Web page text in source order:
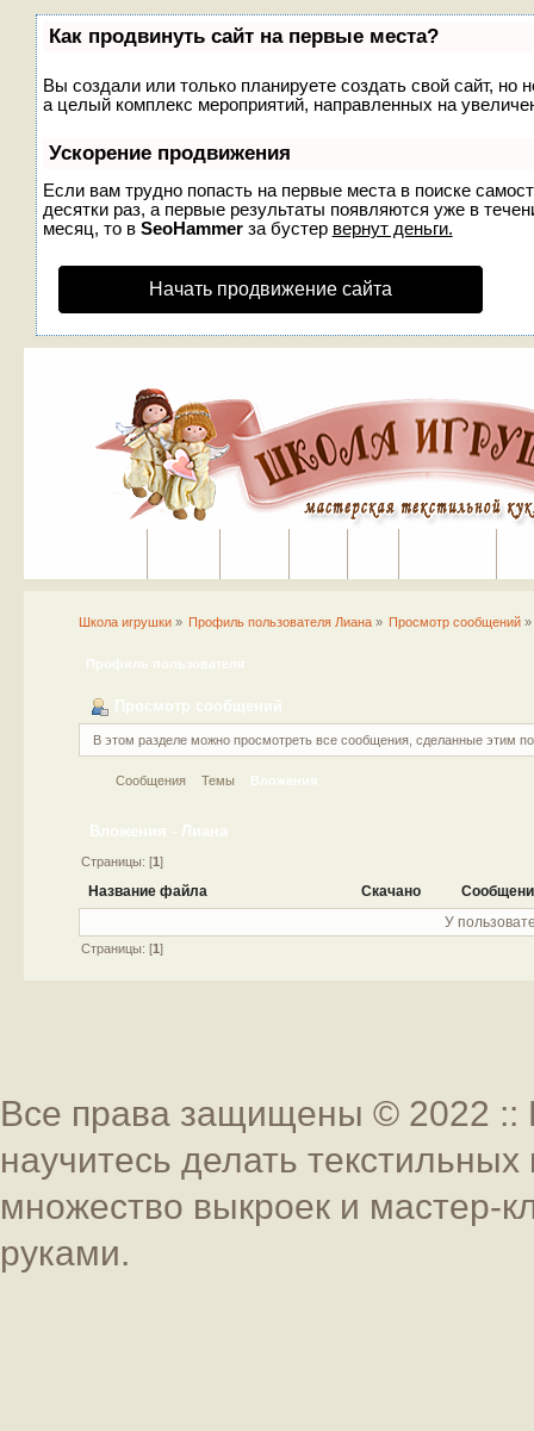
Как продвинуть сайт на первые места?
Вы создали или только планируете создать свой сайт, но
а целый комплекс мероприятий, направленных на
Ускорение продвижения
Если вам трудно попасть на первые места в поиске
десятки раз, а первые результаты появляются уже в
месяц, то в SeoHammerза бустер вернут деньги.
Начать продвижение сайта
Школа игрушки» Профиль пользователя Лиана » Просмотр сообщений »
Профиль пользователя
Просмотр сообщений
В этом разделе можно просмотреть все сообщения, сделанные этим
Сообщения Темы Вложения
Вложения - Лиана
Страницы: [1]
Название файла Скачано
У
Страницы: [1 ]
Все права защищены © 2022
научитесь делать
множество выкроек и мастер-
руками.